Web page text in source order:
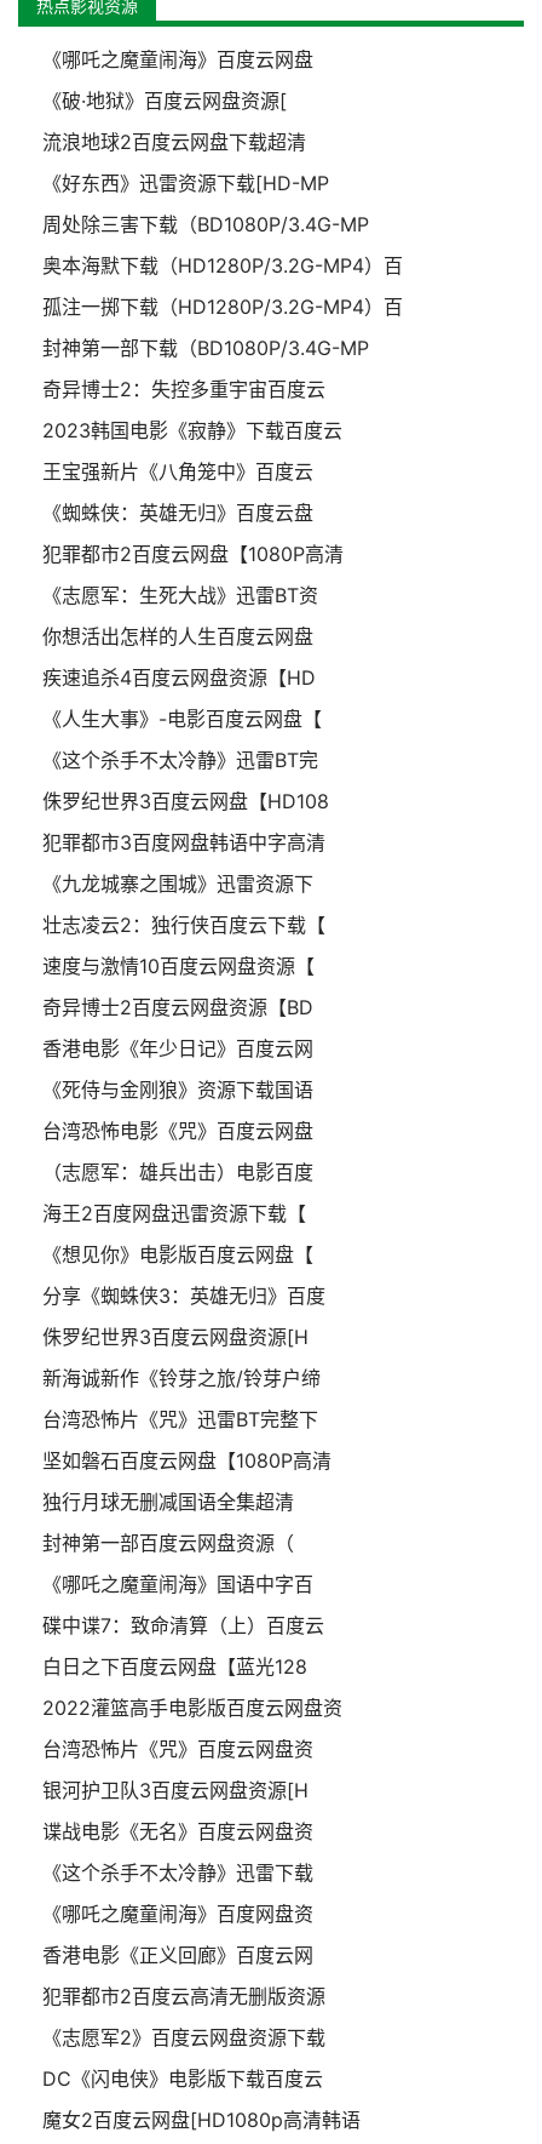
热点影视资源
《哪吒之魔童闹海》百度云网盘
《破·地狱》百度云网盘资源[
流浪地球2百度云网盘下载超清
《好东西》迅雷资源下载[HD-MP
周处除三害下载（BD1080P/3.4G-MP
奥本海默下载（HD1280P/3.2G-MP4）百
孤注一掷下载（HD1280P/3.2G-MP4）百
封神第一部下载（BD1080P/3.4G-MP
奇异博士2：失控多重宇宙百度云
2023韩国电影《寂静》下载百度云
王宝强新片《八角笼中》百度云
《蜘蛛侠：英雄无归》百度云盘
犯罪都市2百度云网盘【1080P高清
《志愿军：生死大战》迅雷BT资
你想活出怎样的人生百度云网盘
疾速追杀4百度云网盘资源【HD
《人生大事》-电影百度云网盘【
《这个杀手不太冷静》迅雷BT完
侏罗纪世界3百度云网盘【HD108
犯罪都市3百度网盘韩语中字高清
《九龙城寨之围城》迅雷资源下
壮志凌云2：独行侠百度云下载【
速度与激情10百度云网盘资源【
奇异博士2百度云网盘资源【BD
香港电影《年少日记》百度云网
《死侍与金刚狼》资源下载国语
台湾恐怖电影《咒》百度云网盘
（志愿军：雄兵出击）电影百度
海王2百度网盘迅雷资源下载【
《想见你》电影版百度云网盘【
分享《蜘蛛侠3：英雄无归》百度
侏罗纪世界3百度云网盘资源[H
新海诚新作《铃芽之旅/铃芽户缔
台湾恐怖片《咒》迅雷BT完整下
坚如磐石百度云网盘【1080P高清
独行月球无删减国语全集超清
封神第一部百度云网盘资源（
《哪吒之魔童闹海》国语中字百
碟中谍7：致命清算（上）百度云
白日之下百度云网盘【蓝光128
2022灌篮高手电影版百度云网盘资
台湾恐怖片《咒》百度云网盘资
银河护卫队3百度云网盘资源[H
谍战电影《无名》百度云网盘资
《这个杀手不太冷静》迅雷下载
《哪吒之魔童闹海》百度网盘资
香港电影《正义回廊》百度云网
犯罪都市2百度云高清无删版资源
《志愿军2》百度云网盘资源下载
DC《闪电侠》电影版下载百度云
魔女2百度云网盘[HD1080p高清韩语